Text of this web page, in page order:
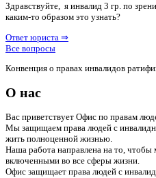
Здравствуйте, я инвалид 3 гр. по
каким-то образом это узнать?
Ответ юриста ⇒
Все вопросы
Конвенция о правах инвалидов
О нас
Вас приветствует Офис по правам
Мы защищаем права людей с
жить полноценной жизнью.
Наша работа направлена на то,
включенными во все сферы жизни.
Офис защищает права людей с